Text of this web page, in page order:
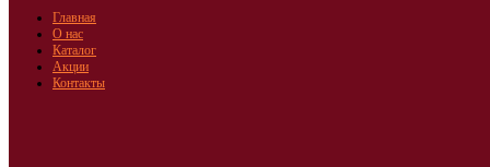
Главная
О нас
Каталог
Акции
Контакты